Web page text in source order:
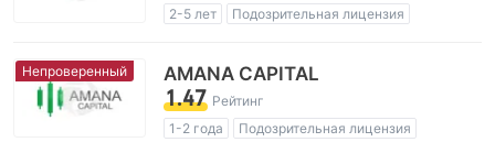
2-5 лет
Подозрительная лицензия
Регион деятельности подозрителен
Высокие потенциальные риски
Непроверенный AMANA CAPITAL
1.47 Рейтинг
1-2 года
Подозрительная лицензия